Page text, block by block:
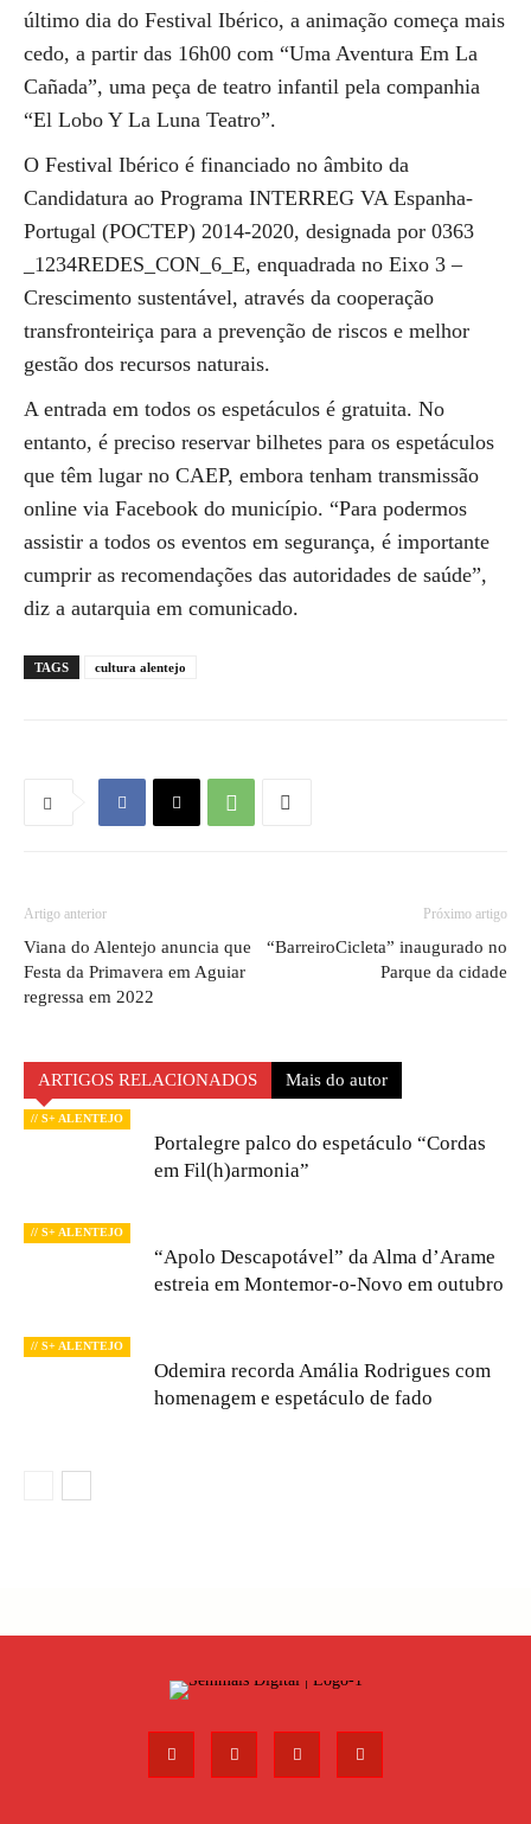
último dia do Festival Ibérico, a animação começa mais
cedo, a partir das 16h00 com “Uma Aventura Em La
Cañada”, uma peça de teatro infantil pela companhia
“El Lobo Y La Luna Teatro”.
O Festival Ibérico é financiado no âmbito da
Candidatura ao Programa INTERREG VA Espanha-
Portugal (POCTEP) 2014-2020, designada por 0363
_1234REDES_CON_6_E, enquadrada no Eixo 3 –
Crescimento sustentável, através da cooperação
transfronteiriça para a prevenção de riscos e melhor
gestão dos recursos naturais.
A entrada em todos os espetáculos é gratuita. No
entanto, é preciso reservar bilhetes para os espetáculos
que têm lugar no CAEP, embora tenham transmissão
online via Facebook do município. “Para podermos
assistir a todos os eventos em segurança, é importante
cumprir as recomendações das autoridades de saúde”,
diz a autarquia em comunicado.
TAGS cultura alentejo
Artigo anterior
Viana do Alentejo anuncia que
Festa da Primavera em Aguiar
regressa em 2022
Próximo artigo
“BarreiroCicleta” inaugurado no
Parque da cidade
ARTIGOS RELACIONADOS Mais do autor
// S+ ALENTEJO
Portalegre palco do espetáculo “Cordas
em Fil(h)armonia”
// S+ ALENTEJO
“Apolo Descapotável” da Alma d’Arame
estreia em Montemor-o-Novo em outubro
// S+ ALENTEJO
Odemira recorda Amália Rodrigues com
homenagem e espetáculo de fado